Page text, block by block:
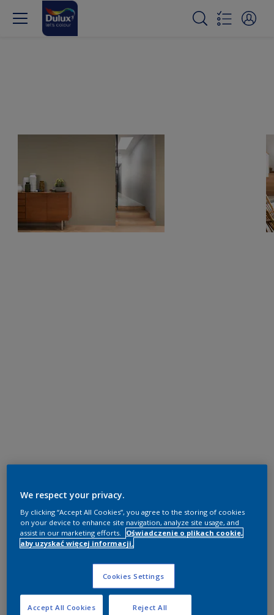
We respect your privacy.
By clicking “Accept All Cookies”, you agree to the storing of cookies
on your device to enhance site navigation, analyze site usage, and
assist in our marketing efforts.
Oświadczenie o plikach cookie,
aby uzyskać więcej informacji.
Cookies Settings
Reject All
Accept All Cookies